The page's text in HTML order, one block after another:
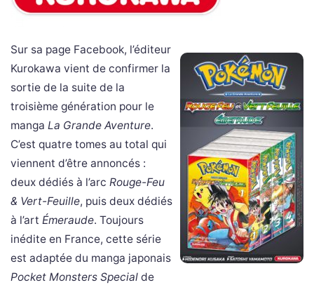
Sur sa page Facebook, l’éditeur
Kurokawa vient de confirmer la
sortie de la suite de la
troisième génération pour le
manga La Grande Aventure.
C’est quatre tomes au total qui
viennent d’être annoncés :
deux dédiés à l’arc Rouge-Feu
& Vert-Feuille, puis deux dédiés
à l’art Émeraude. Toujours
inédite en France, cette série
est adaptée du manga japonais
Pocket Monsters Special de